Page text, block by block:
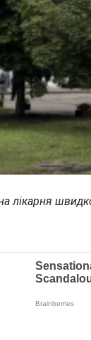
лікарня